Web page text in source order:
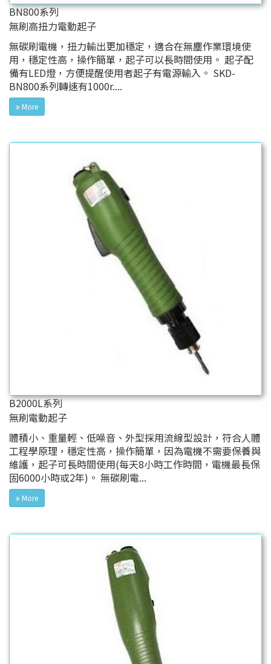
BN800系列
無刷高扭力電動起子
無碳刷電機，扭力輸出更加穩定，適合在無塵作業環境使
用，穩定性高，操作簡單，起子可以長時間使用。 起子配
備有LED燈，方便提醒使用者起子有電源輸入。 SKD-
BN800系列轉速有1000r....
More
B2000L系列
無刷電動起子
體積小、重量輕、低噪音、外型採用流線型設計，符合人體
工程學原理，穩定性高，操作簡單，因為電機不需要保養與
維護，起子可長時間使用(每天8小時工作時間，電機最長保
固6000小時或2年)。 無碳刷電...
More